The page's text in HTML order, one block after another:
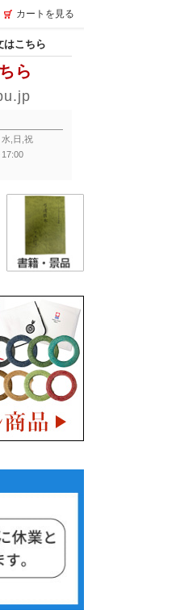
カートを見る
はこちら
ら
,日,祝